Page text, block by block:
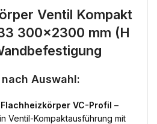
Ventil Kompakt
300×2300 mm (H
Auswahl:
VC-Profil –
Ventil-Kompaktausführung mit